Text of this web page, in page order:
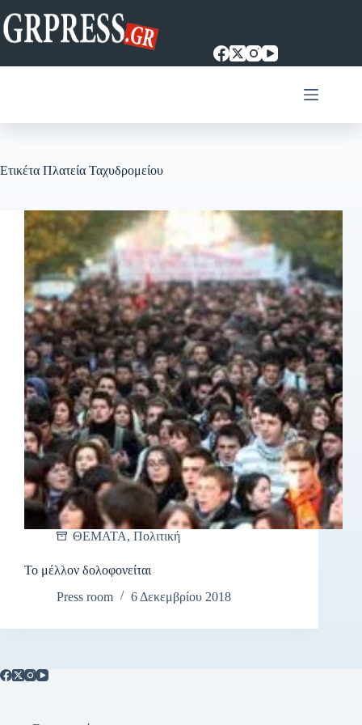
στο
περιεχόμενο
Ετικέτα Πλατεία Ταχυδρομείου
ΘΕΜΑΤΑ, Πολιτική
Το μέλλον δολοφονείται
Press room
6 Δεκεμβρίου 2018